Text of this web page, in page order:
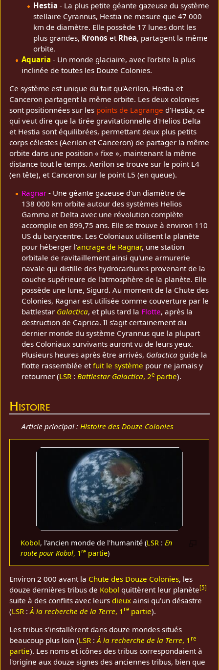
Hestia - La plus petite géante gazeuse du système
stellaire Cyrannus, Hestia ne mesure que 47 000
km de diamètre. Elle possède 17 lunes dont les
plus grandes, Kronos et Rhea, partagent la même
orbite.
Aquaria - Un monde glaciaire, avec l'orbite la plus
inclinée de toutes les Douze Colonies.
Ce système est unique du fait qu'Aerilon, Hestia et
Canceron partagent la même orbite. Les deux colonies
sont positionnées sur les points de Lagrange d'Hestia, ce
qui veut dire que la tirée gravitationnelle d'Helios Delta
et Hestia sont équilibrées, permettant deux plus petits
corps célestes (Aerilon et Canceron) de partager la même
orbite dans une position « fixe », maintenant la même
distance tout le temps. Aerilon se trouve sur le point L4
(en tête), et Canceron sur le point L5 (en queue).
Ragnar- Une géante gazeuse d'un diamètre de
138 000 km orbite autour des systèmes Helios
Gamma et Delta avec une révolution complète
accomplie en 899,75 ans. Elle se trouve à environ 110
US du barycentre. Les Coloniaux utilisent la planète
pour héberger l'ancrage de Ragnar, une station
orbitale de ravitaillement ainsi qu'une armurerie
navale qui distille des hydrocarbures provenant de la
couche supérieure de l'atmosphère de la planète. Elle
possède une lune, Sigurd. Au moment de la Chute des
Colonies, Ragnar est utilisée comme couverture par le
battlestar Galactica, et plus tard la Flotte, après la
destruction de Caprica. Il s'agit certainement du
dernier monde du système Cyrannus que la plupart
des Coloniaux survivants auront vu de leurs yeux.
Plusieurs heures après être arrivés, Galacticaguide la
flotte rassemblée etfuit le système pour ne jamais y
retourner (LSR: Battlestar Galactica, 2epartie).
Histoire
Article principal : Histoire des Douze Colonies
Kobol, l'ancien monde de l'humanité (LSR: En
route pour Kobol, 1 repartie)
Environ 2 000 avant la Chute des Douze Colonies, les
douze dernières tribus de Kobol quittèrent leur planète[5]
suite à des conflits avec leursdieux ainsi qu'un désastre
(LSR :À la recherche de la Terre, 1 re partie).
Les tribus s'installèrent dans douze mondes situés
beaucoup plus loin (LSR :À la recherche de la Terre, 1 re
partie). Les noms et icônes des tribus correspondaient à
l'origine aux douze signes des anciennes tribus, bien que